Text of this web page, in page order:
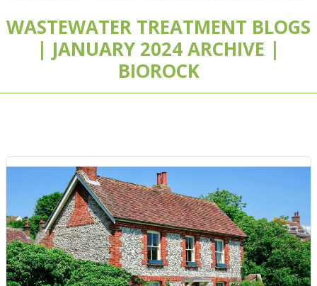
WASTEWATER TREATMENT BLOGS
| JANUARY 2024 ARCHIVE |
BIOROCK